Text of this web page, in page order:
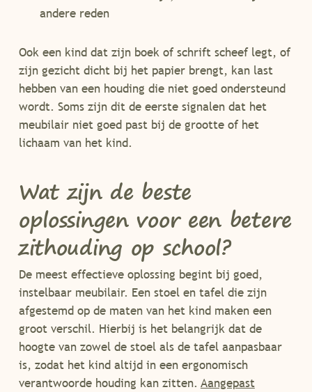
andere reden
Ook een kind dat zijn boek of schrift scheef legt, of
zijn gezicht dicht bij het papier brengt, kan last
hebben van een houding die niet goed ondersteund
wordt. Soms zijn dit de eerste signalen dat het
meubilair niet goed past bij de grootte of het
lichaam van het kind.
Wat zijn de beste
oplossingen voor een betere
zithouding op school?
De meest effectieve oplossing begint bij goed,
instelbaar meubilair. Een stoel en tafel die zijn
afgestemd op de maten van het kind maken een
groot verschil. Hierbij is het belangrijk dat de
hoogte van zowel de stoel als de tafel aanpasbaar
is, zodat het kind altijd in een ergonomisch
verantwoorde houding kan zitten. Aangepast